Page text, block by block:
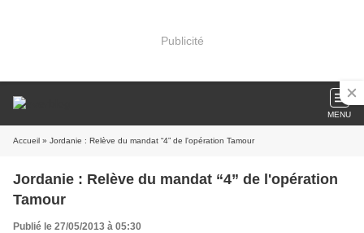
Publicité
MENU
Accueil » Jordanie : Relève du mandat “4” de l'opération Tamour
Jordanie : Relève du mandat “4” de l'opération
Tamour
Publié le 27/05/2013 à 05:30